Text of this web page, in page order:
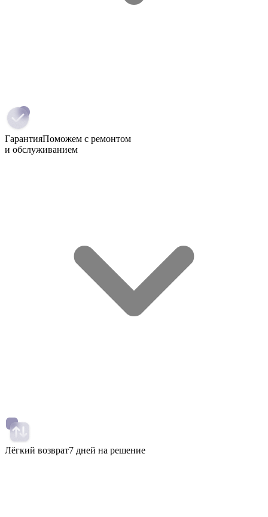
ГарантияПоможем с ремонтом
и обслуживанием
Лёгкий возврат7 дней на решение